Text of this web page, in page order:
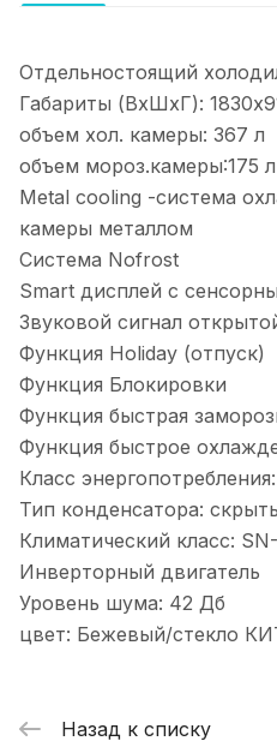
Отдельностоящий
Габариты (ВхШxГ):
объем хол. камеры: 367 л
объем мороз.камеры:175 л
Metal cooling -система
камеры металлом
Система Nofrost
Smart дисплей с
Звуковой сигнал
Функция Holiday (отпуск)
Функция Блокировки
Функция быстрая
Функция быстрое
Класс
Тип конденсатора:
Климатический класс:
Инверторный двигатель
Уровень шума: 42 Дб
цвет: Бежевый/стекло
Назад к списку